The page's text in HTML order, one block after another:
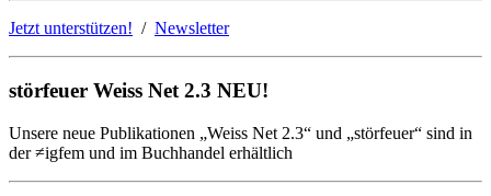
Jetzt unterstützen! / Newsletter
störfeuer Weiss Net 2.3 NEU!
Unsere neue Publikationen „Weiss Net 2.3“ und „störfeuer“ sind in
der ≠igfem und im Buchhandel erhältlich